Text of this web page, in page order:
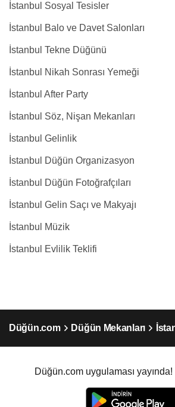
İstanbul Sosyal Tesisler
İstanbul Balo ve Davet Salonları
İstanbul Tekne Düğünü
İstanbul Nikah Sonrası Yemeği
İstanbul After Party
İstanbul Söz, Nişan Mekanları
İstanbul Gelinlik
İstanbul Düğün Organizasyon
İstanbul Düğün Fotoğrafçıları
İstanbul Gelin Saçı ve Makyajı
İstanbul Müzik
İstanbul Evlilik Teklifi
Düğün.com Düğün Mekanları
Düğün.com uygulaması